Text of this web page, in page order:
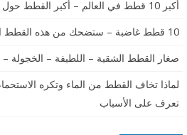
أكبر 10 قطط في العالم – أكبر القطط حول العالم جلبناها لكم هنا
10 قطط غاضبة – ستضحك من هذه القطط المجنونة – شاهد الفيديو
صغار القطط الشقية – اللطيفة – الخجولة –
لماذا تخاف القطط من الماء وتكره
تعرف على الأسباب